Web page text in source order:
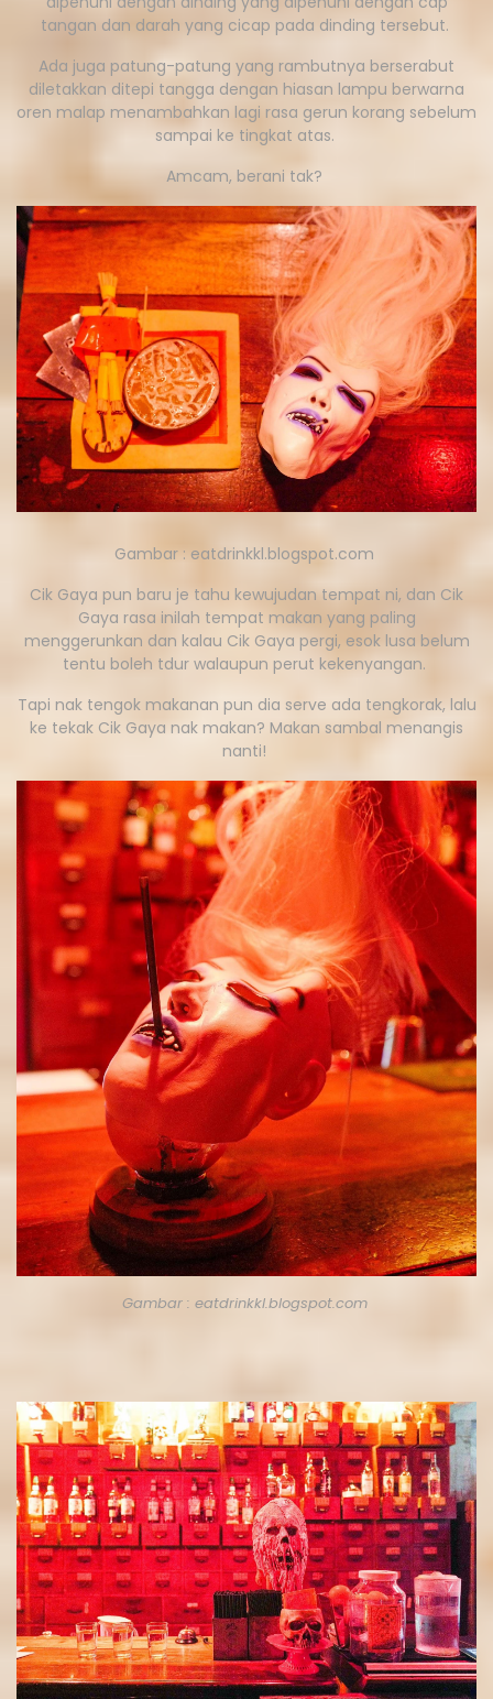
tangan dan darah yang cicap pada dinding tersebut.
Ada juga patung-patung yang rambutnya berserabut
diletakkan ditepi tangga dengan hiasan lampu berwarna
oren malap menambahkan lagi rasa gerun korang sebelum
sampai ke tingkat atas.
Amcam, berani tak?
Gambar : eatdrinkkl.blogspot.com
Cik Gaya pun baru je tahu kewujudan tempat ni, dan Cik
Gaya rasa inilah tempat makan yang paling
menggerunkan dan kalau Cik Gaya pergi, esok lusa belum
tentu boleh tdur walaupun perut kekenyangan.
Tapi nak tengok makanan pun dia serve ada tengkorak, lalu
ke tekak Cik Gaya nak makan? Makan sambal menangis
nanti!
Gambar : eatdrinkkl.blogspot.com